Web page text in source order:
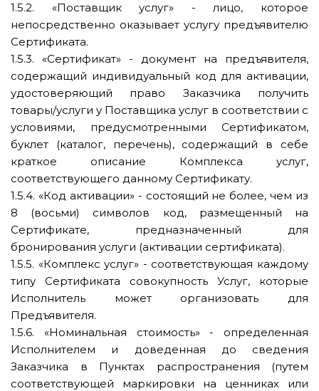
1.5.2. «Поставщик услуг» - лицо, которое
непосредственно оказывает услугу предъявителю
Сертификата.
1.5.3. «Сертификат» - документ на предъявителя,
содержащий индивидуальный код для активации,
удостоверяющий право Заказчика получить
товары/услуги у Поставщика услуг в соответствии с
условиями, предусмотренными Сертификатом,
буклет (каталог, перечень), содержащий в себе
краткое описание Комплекса услуг,
соответствующего данному Сертификату.
1.5.4. «Код активации» - состоящий не более, чем из
8 (восьми) символов код, размещенный на
Сертификате, предназначенный для
бронирования услуги (активации сертификата).
1.5.5. «Комплекс услуг» - соответствующая каждому
типу Сертификата совокупность Услуг, которые
Исполнитель может организовать для
Предъявителя.
1.5.6. «Номинальная стоимость» - определенная
Исполнителем и доведенная до сведения
Заказчика в Пунктах распространения (путем
соответствующей маркировки на ценниках или